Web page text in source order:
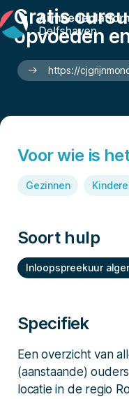
Gratis
opvoeden
https://
Voor wie is
Gezinnen
Soort hulp
Inloopspreekuur
Specifiek
Een overzicht van
(aanstaande)
locatie in de regio